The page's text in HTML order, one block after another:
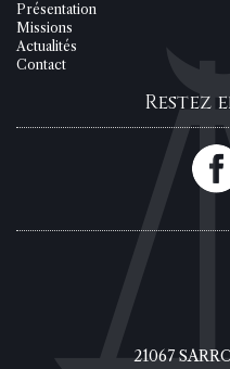
Présentation
Missions
Actualités
Contact
Restez
21067